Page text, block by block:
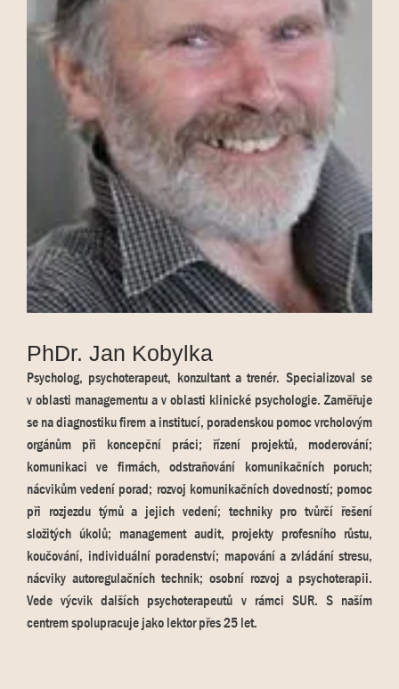
PhDr. Jan Kobylka
Psycholog, psychoterapeut, konzultant a trenér. Specializoval se
v oblasti managementu a v oblasti klinické psychologie. Zaměřuje
se na diagnostiku firem a institucí, poradenskou pomoc vrcholovým
orgánům při koncepční práci; řízení projektů, moderování;
komunikaci ve firmách, odstraňování komunikačních poruch;
nácvikům vedení porad; rozvoj komunikačních dovedností; pomoc
při rozjezdu týmů a jejich vedení; techniky pro tvůrčí řešení
složitých úkolů; management audit, projekty profesního růstu,
koučování, individuální poradenství; mapování a zvládání stresu,
nácviky autoregulačních technik; osobní rozvoj a psychoterapii.
Vede výcvik dalších psychoterapeutů v rámci SUR. S naším
centrem spolupracuje jako lektor přes 25 let.